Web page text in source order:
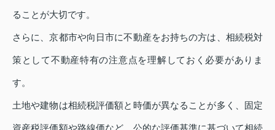
ることが大切です。
さらに、京都市や向日市に不動産をお持ちの方は、相続税対
策として不動産特有の注意点を理解しておく必要がありま
す。
土地や建物は相続税評価額と時価が異なることが多く、固定